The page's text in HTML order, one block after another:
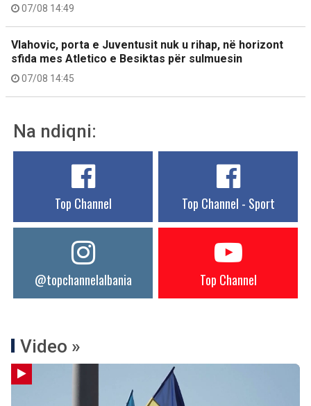
07/08 14:49
Vlahovic, porta e Juventusit nuk u rihap, në horizont
sfida mes Atletico e Besiktas për sulmuesin
07/08 14:45
Na ndiqni:
Top Channel Top Channel - Sport
@topchannelalbania Top Channel
Video »